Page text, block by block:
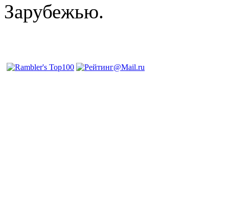
Зарубежью.